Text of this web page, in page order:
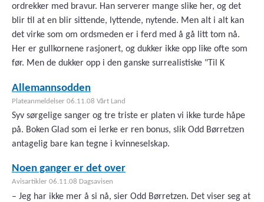
ordrekker med bravur. Han serverer mange slike her, og det
blir til at en blir sittende, lyttende, nytende. Men alt i alt kan
det virke som om ordsmeden er i ferd med å gå litt tom nå.
Her er gullkornene rasjonert, og dukker ikke opp like ofte som
før. Men de dukker opp i den ganske surrealistiske "Til K
Allemannsodden
Plateanmeldelser 06.11.08 Vårt Land
Syv sørgelige sanger og tre triste er platen vi ikke turde håpe
på. Boken Glad som ei lerke er ren bonus, slik Odd Børretzen
antagelig bare kan tegne i kvinneselskap.
Noen ganger er det over
Avisartikler 06.11.08 Dagsavisen
– Jeg har ikke mer å si nå, sier Odd Børretzen. Det viser seg at